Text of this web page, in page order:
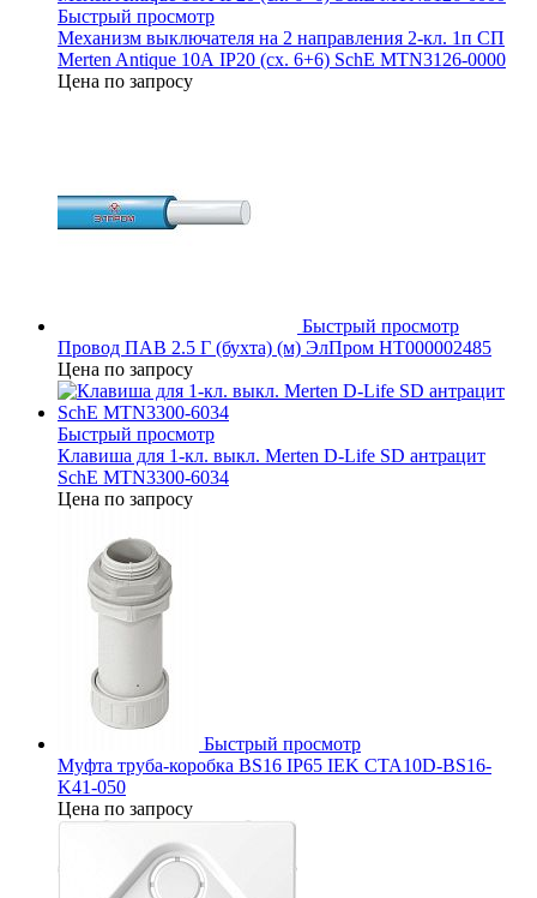
Быстрый просмотр
Механизм выключателя на 2 направления 2-кл. 1п СП
Merten Antique 10А IP20 (сх. 6+6) SchE MTN3126-0000
Цена по запросу
Быстрый просмотр
Провод ПАВ 2.5 Г (бухта) (м) ЭлПром НТ000002485
Цена по запросу
Быстрый просмотр
Клавиша для 1-кл. выкл. Merten D-Life SD антрацит
SchE MTN3300-6034
Цена по запросу
Быстрый просмотр
Муфта труба-коробка BS16 IP65 IEK CTA10D-BS16-
K41-050
Цена по запросу